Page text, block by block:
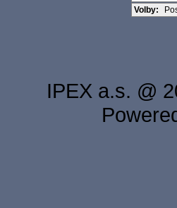
Volby:
IPEX a.s. @